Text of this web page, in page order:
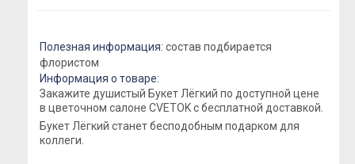
Букеты из гипсофилы
Букеты из ирисов
Букеты из лилий
Букеты из маттиолы
Полезная информация: состав подбирается
флористом
Информация о товаре:
Закажите душистый Букет Лёгкий по доступной цене
в цветочном салоне CVETOK с бесплатной доставкой.
Букет Лёгкий станет бесподобным подарком для
коллеги.